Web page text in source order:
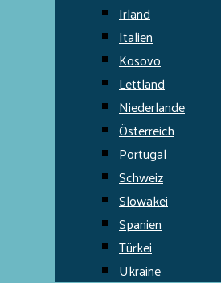
Irland
Italien
Kosovo
Lettland
Niederlande
Österreich
Portugal
Schweiz
Slowakei
Spanien
Türkei
Ukraine